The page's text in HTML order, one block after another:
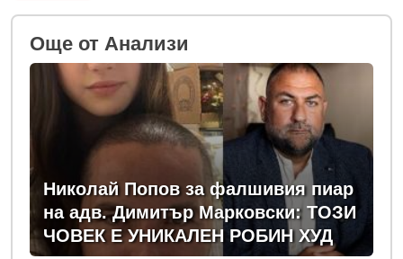
Oще от Анализи
Николай Попов за фалшивия пиар
на адв. Димитър Марковски: ТОЗИ
ЧОВЕК Е УНИКАЛЕН РОБИН ХУД